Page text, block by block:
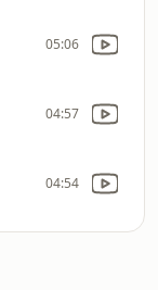
05:06
04:57
04:54